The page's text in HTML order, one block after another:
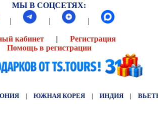
МЫ В СОЦСЕТЯХ:
| |
кабинет| Регистрация
Помощь в регистрации
| ЮЖНАЯ КОРЕЯ | ИНДИЯ |